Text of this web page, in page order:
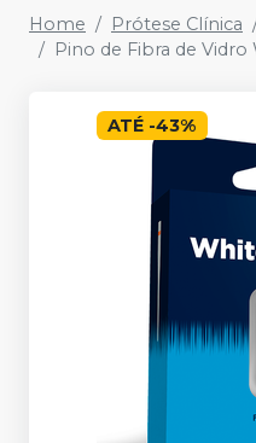
Home Prótese Clínica
Pino de Fibra de
ATÉ -43%